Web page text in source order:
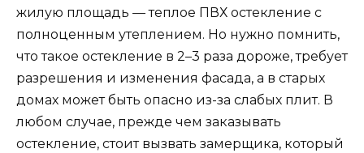
жилую площадь — теплое ПВХ остекление с
полноценным утеплением. Но нужно помнить,
что такое остекление в 2–3 раза дороже, требует
разрешения и изменения фасада, а в старых
домах может быть опасно из-за слабых плит. В
любом случае, прежде чем заказывать
остекление, стоит вызвать замерщика, который